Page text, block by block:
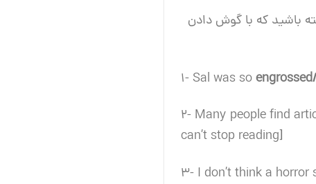
باشید که با گوش دادن
1- Sal was so
2- Many people find
can’t stop reading]
3- I don’t think a horror